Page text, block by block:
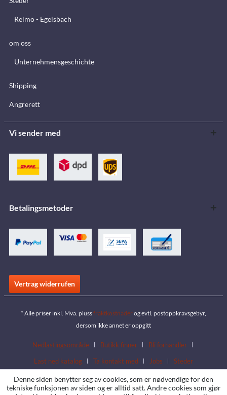
Reimo - Egelsbach
om oss
Unternehmensgeschichte
Shipping
Angrerett
Vi sender med
Betalingsmetoder
Vertrag widerrufen
* Alle priser inkl. Mva. plussfraktkostnaderog evtl. postoppkravsgebyr,
dersom ikke annet er oppgitt
Nedlastingsområde Butikk finner
Bli forhandler
Last ned katalog
Ta kontakt med Jobs Steder
Denne siden benytter seg av cookies, som er nødvendige for den
tekniske funksjonen av siden og er alltid satt. Andre cookies som gjør